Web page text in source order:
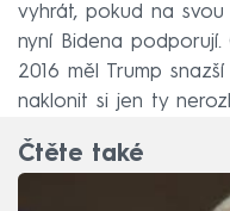
vyhrát, pokud na svou
nyní Bidena
2016 měl Trump
naklonit si jen ty
Čtěte také